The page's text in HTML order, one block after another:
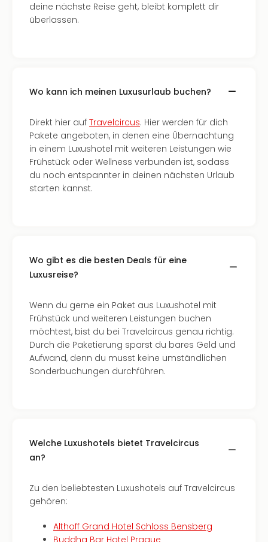
deine nächste Reise geht, bleibt komplett dir
überlassen.
Wo kann ich meinen Luxusurlaub buchen?
Direkt hier auf Travelcircus. Hier werden für dich
Pakete angeboten, in denen eine Übernachtung
in einem Luxushotel mit weiteren Leistungen wie
Frühstück oder Wellness verbunden ist, sodass
du noch entspannter in deinen nächsten Urlaub
starten kannst.
Wo gibt es die besten Deals für eine
Luxusreise?
Wenn du gerne ein Paket aus Luxushotel mit
Frühstück und weiteren Leistungen buchen
möchtest, bist du bei Travelcircus genau richtig.
Durch die Paketierung sparst du bares Geld und
Aufwand, denn du musst keine umständlichen
Sonderbuchungen durchführen.
Welche Luxushotels bietet Travelcircus
an?
Zu den beliebtesten Luxushotels auf Travelcircus
gehören:
Althoff Grand Hotel Schloss Bensberg
Buddha Bar Hotel Prague